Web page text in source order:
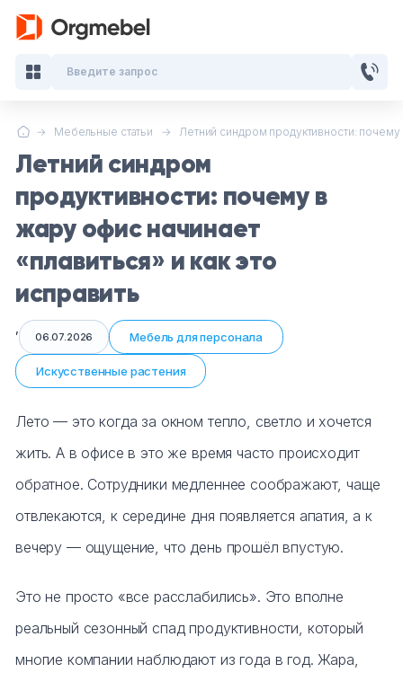
Мебельные статьи Летний синдром продуктивности:
Летний синдром
продуктивности: почему в
жару офис начинает
«плавиться» и как это
исправить
Мебель для персонала
Искусственные растения
06.07.2026
Лето — это когда за окном тепло, светло и хочется
жить. А в офисе в это же время часто происходит
обратное. Сотрудники медленнее соображают, чаще
отвлекаются, к середине дня появляется апатия, а к
вечеру — ощущение, что день прошёл впустую.
Это не просто «все расслабились». Это вполне
реальный сезонный спад продуктивности, который
многие компании наблюдают из года в год. Жара,
Введите запрос
Кабинеты руководителя
Мебель для персонала
Столы для переговоров
Офисные кресла и стулья
Офисные столы
Тумбы офисные
Офисные шкафы
Офисные диваны
Сейфы и металлическая мебель
Обеденная зона
Искусственные растения